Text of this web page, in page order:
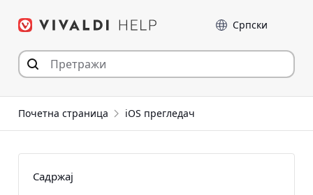
Језик
Почетна страница iOS прегледач
Садржај